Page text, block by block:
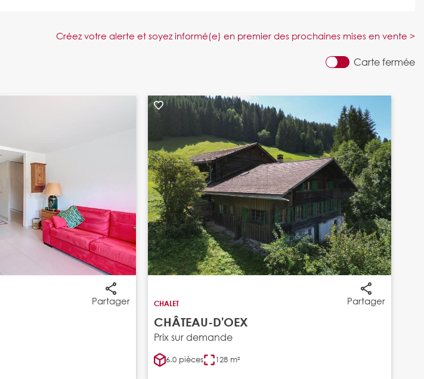
Créez votre alerte et soyez informé(e) en premier des prochaines mises en vente >
Partager Partager
CHALET
CHÂTEAU-D'OEX
Prix sur demande
6.0 pièces 128 m²
Carte fermée